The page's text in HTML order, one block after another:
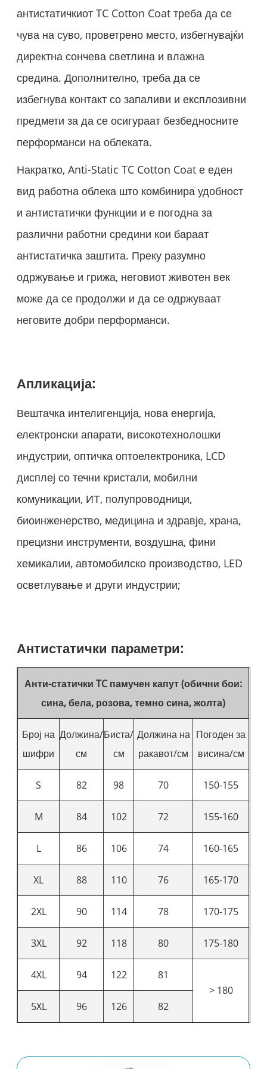
антистатичкиот TC Cotton Coat треба да се
чува на суво, проветрено место, избегнувајќи
директна сончева светлина и влажна
средина. Дополнително, треба да се
избегнува контакт со запаливи и експлозивни
предмети за да се осигураат безбедносните
перформанси на облеката.
Накратко, Anti-Static TC Cotton Coat е еден
вид работна облека што комбинира удобност
и антистатички функции и е погодна за
различни работни средини кои бараат
антистатичка заштита. Преку разумно
одржување и грижа, неговиот животен век
може да се продолжи и да се одржуваат
неговите добри перформанси.
Апликација:
Вештачка интелигенција, нова енергија,
електронски апарати, високотехнолошки
индустрии, оптичка оптоелектроника, LCD
дисплеј со течни кристали, мобилни
комуникации, ИТ, полупроводници,
биоинженерство, медицина и здравје, храна,
прецизни инструменти, воздушна, фини
хемикалии, автомобилско производство, LED
осветлување и други индустрии;
Антистатички параметри:
Анти-статички TC памучен капут (обични бои:
сина, бела, розова, темно сина, жолта)
Број на
шифри
Должина/
см
Биста/
см
Должина на
ракавот/см
Погоден за
висина/см
S 82 98 70 150-155
M 84 102 72 155-160
L 86 106 74 160-165
XL 88 110 76 165-170
2XL 90 114 78 170-175
3XL 92 118 80 175-180
4XL 94 122
81
> 180
5XL
96 126 82